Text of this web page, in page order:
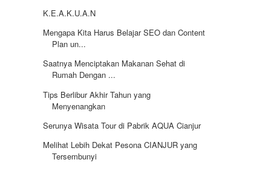
K.E.A.K.U.A.N
Mengapa Kita Harus Belajar SEO dan Content
Plan un...
Saatnya Menciptakan Makanan Sehat di
Rumah Dengan ...
Tips Berlibur Akhir Tahun yang
Menyenangkan
Serunya Wisata Tour di Pabrik AQUA Cianjur
Melihat Lebih Dekat Pesona CIANJUR yang
Tersembunyi